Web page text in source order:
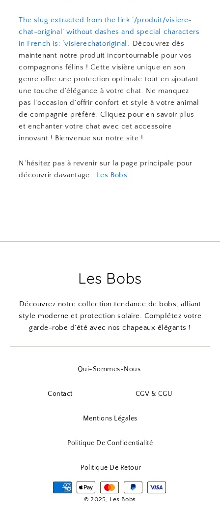
The slug extracted from the link ‘/produit/visiere-
chat-original’ without dashes and special characters
in French is: ‘visierechatoriginal’. Découvrez dès
maintenant notre produit incontournable pour vos
compagnons félins ! Cette visière unique en son
genre offre une protection optimale tout en ajoutant
une touche d’élégance à votre chat. Ne manquez
pas l’occasion d’offrir confort et style à votre animal
de compagnie préféré. Cliquez pour en savoir plus
et enchanter votre chat avec cet accessoire
innovant ! Bienvenue sur notre site !
N’hésitez pas à revenir sur la page principale pour
découvrir davantage : Les Bobs.
Les Bobs
Découvrez notre collection tendance de bobs, alliant
style moderne et protection solaire. Complétez votre
garde-robe d’été avec nos chapeaux élégants !
Qui-Sommes-Nous
Contact CGV & CGU
Mentions Légales
Politique De Confidentialité
Politique De Retour
© 2025, Les Bobs